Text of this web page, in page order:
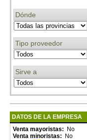
Dónde
Tipo proveedor
Sirve a
DATOS DE LA EMPRESA
Venta mayoristas:
No
Venta minoristas:
No